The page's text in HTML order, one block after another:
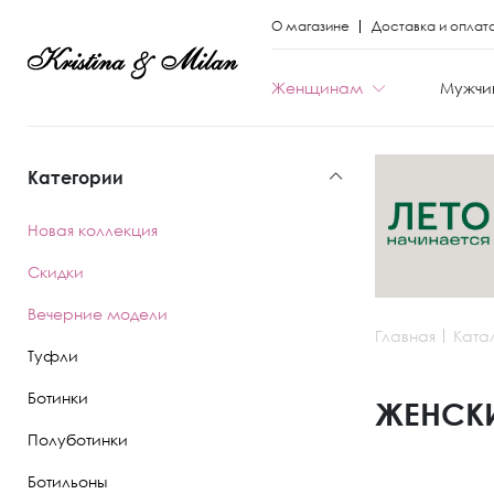
О магазине Доставка и
Женщинам
Новая
Новая
Категории
Новая коллекция
Скидки
Вечерние модели
Туфли
Ботинки
Полуботинки
Ботильоны
Главная